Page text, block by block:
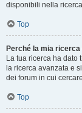
disponibili nella
Top
Perché la mia
La tua ricerca ha dato
la ricerca avanzata e
dei forum in cui
Top